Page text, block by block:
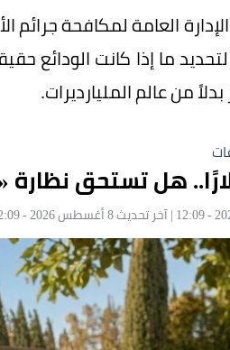
العامة لمكافحة
ما إذا كانت الودائع
من عالم المليارديرات.